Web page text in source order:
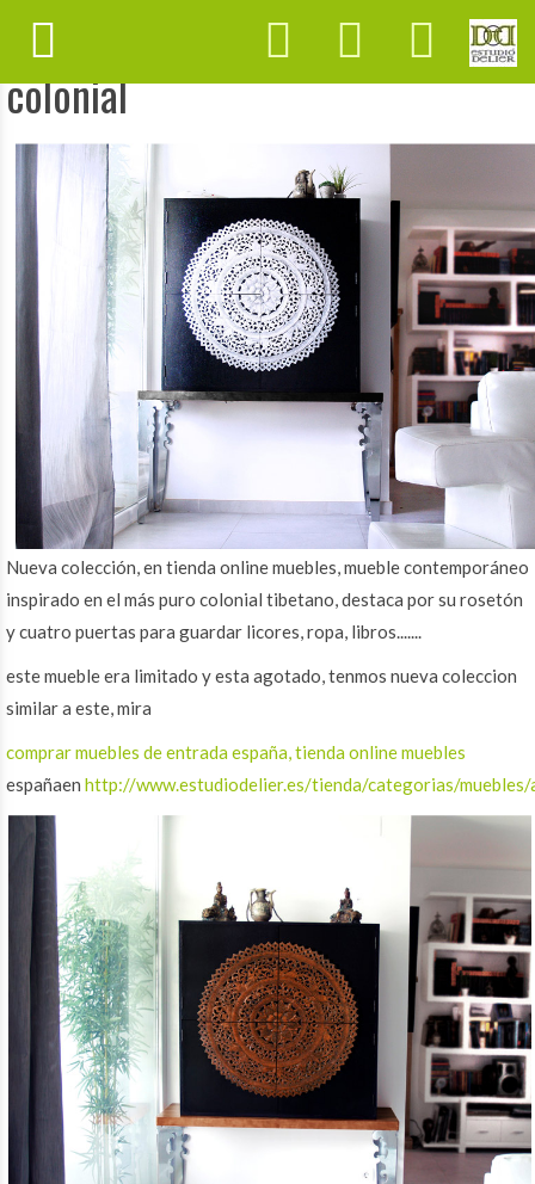
ARMARIO BOTELLERO MANDALA,
colonial
Nueva colección, en tienda online muebles, mueble contemporáneo
inspirado en el más puro colonial tibetano, destaca por su rosetón
y cuatro puertas para guardar licores, ropa, libros.......
este mueble era limitado y esta agotado, tenmos nueva coleccion
similar a este, mira
comprar muebles de entrada españa, tienda online muebles
españaen http://www.estudiodelier.es/tienda/categorias/muebles/